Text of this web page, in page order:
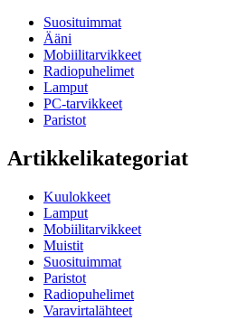
Suosituimmat
Ääni
Mobiilitarvikkeet
Radiopuhelimet
Lamput
PC-tarvikkeet
Paristot
Artikkelikategoriat
Kuulokkeet
Lamput
Mobiilitarvikkeet
Muistit
Suosituimmat
Paristot
Radiopuhelimet
Varavirtalähteet